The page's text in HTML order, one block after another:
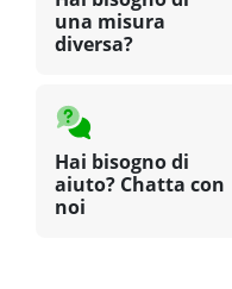
una misura
diversa?
Hai bisogno di
aiuto? Chatta con
noi